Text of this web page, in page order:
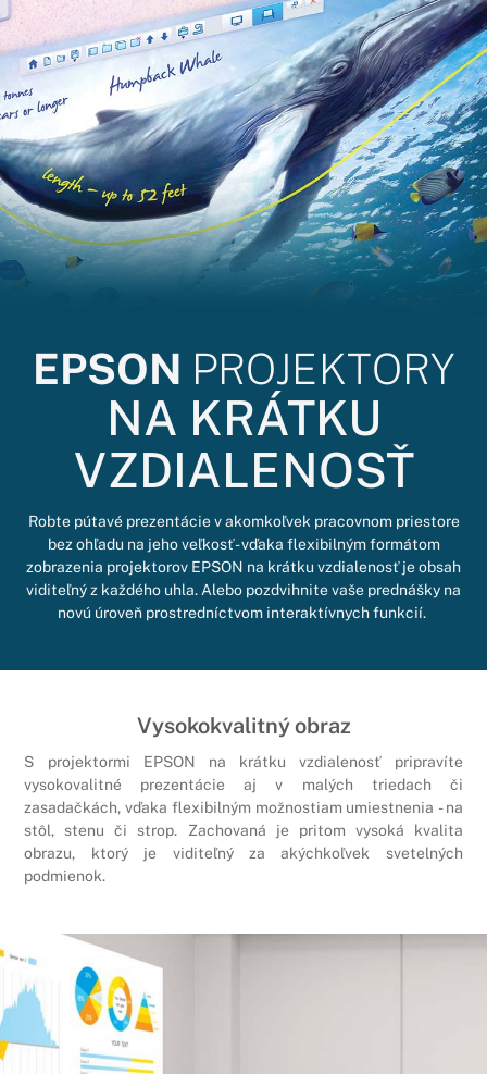
EPSON PROJEKTORY
NA KRÁTKU
VZDIALENOSŤ
Robte pútavé prezentácie v akomkoľvek pracovnom priestore
bez ohľadu na jeho veľkosť - vďaka flexibilným formátom
zobrazenia projektorov EPSON na krátku vzdialenosť je obsah
viditeľný z každého uhla. Alebo pozdvihnite vaše prednášky na
novú úroveň prostredníctvom interaktívnych funkcií.
Vysokokvalitný obraz
S projektormi EPSON na krátku vzdialenosť pripravíte
vysokovalitné prezentácie aj v malých triedach či
zasadačkách, vďaka flexibilným možnostiam umiestnenia - na
stôl, stenu či strop. Zachovaná je pritom vysoká kvalita
obrazu, ktorý je viditeľný za akýchkoľvek svetelných
podmienok.